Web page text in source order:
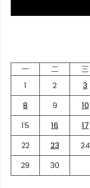
一 二 三
1
2 3
8
9 10
15
16 17
22
23 24
29
30